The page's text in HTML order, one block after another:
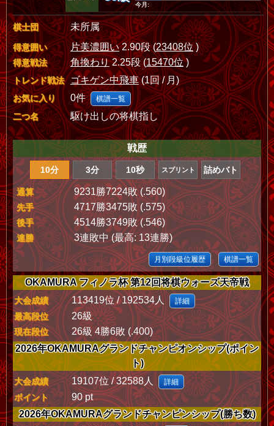
今月:
棋士団 未所属
得意囲い 片美濃囲い2.90段 (23408位)
得意戦法 角換わり2.25段 (15470位)
トレンド戦法 ゴキゲン中飛車(1回 / 月)
お気に入り 0件 棋譜一覧
二つ名 駆け出しの将棋指し
戦歴
10分 3分 10秒 スプリント 詰めバト
通算 9231勝7224敗 (.560)
先手 4717勝3475敗 (.575)
後手 4514勝3749敗 (.546)
連勝 3連敗中 (最高: 13連勝)
月別段級位履歴 棋譜一覧
OKAMURA フィノラ杯 第12回将棋ウォーズ天帝戦
大会成績 113419位 / 192534人 詳細
最高段位 26級
現在段位
26級 4勝6敗 (.400)
2026年OKAMURAグランドチャンピオンシップ(ポイン
ト)
大会成績 19107位 / 32588人 詳細
ポイント
90 pt
2026年OKAMURAグランドチャンピンシップ(勝ち数)